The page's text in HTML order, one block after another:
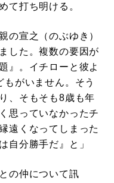
て打ち明ける。
の宣之（のぶゆき）
した。複数の要因が
』。イチローと彼よ
がいません。そう
、そもそも8歳も年
思っていなかったチ
遠くなってしまった
自分勝手だ』と」
の仲について訊